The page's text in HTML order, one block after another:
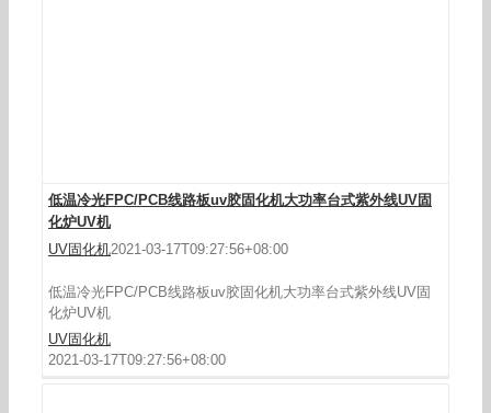
低温冷光FPC/PCB线路板uv胶固化机大功率台式紫外线UV固
化炉UV机
UV固化机2021-03-17T09:27:56+08:00
低温冷光FPC/PCB线路板uv胶固化机大功率台式紫外线UV固
化炉UV机
UV固化机
2021-03-17T09:27:56+08:00